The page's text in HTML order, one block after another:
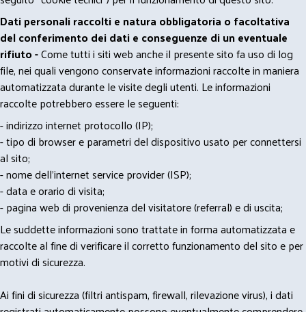
Dati personali raccolti e natura obbligatoria o facoltativa
del conferimento dei dati e conseguenze di un eventuale
rifiuto -Come tutti i siti web anche il presente sito fa uso di log
file, nei quali vengono conservate informazioni raccolte in maniera
automatizzata durante le visite degli utenti. Le informazioni
raccolte potrebbero essere le seguenti:
- indirizzo internet protocollo (IP);
- tipo di browser e parametri del dispositivo usato per connettersi
al sito;
- nome dell'internet service provider (ISP);
- data e orario di visita;
- pagina web di provenienza del visitatore (referral) e di uscita;
Le suddette informazioni sono trattate in forma automatizzata e
raccolte al fine di verificare il corretto funzionamento del sito e per
motivi di sicurezza.
Ai fini di sicurezza (filtri antispam, firewall, rilevazione virus), i dati